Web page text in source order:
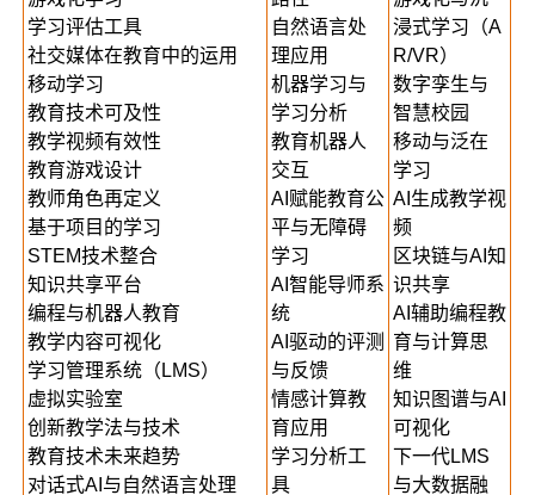
学习评估工具
社交媒体在教育中的运用
移动学习
教育技术可及性
教学视频有效性
教育游戏设计
教师角色再定义
基于项目的学习
STEM技术整合
知识共享平台
编程与机器人教育
教学内容可视化
学习管理系统（LMS）
虚拟实验室
创新教学法与技术
教育技术未来趋势
对话式AI与自然语言处理
自然语言处
理应用
机器学习与
学习分析
教育机器人
交互
AI赋能教育公
平与无障碍
学习
AI智能导师系
统
AI驱动的评测
与反馈
情感计算教
育应用
学习分析工
具
浸式学习（A
R/VR）
数字孪生与
智慧校园
移动与泛在
学习
AI生成教学视
频
区块链与AI知
识共享
AI辅助编程教
育与计算思
维
知识图谱与AI
可视化
下一代LMS
与大数据融